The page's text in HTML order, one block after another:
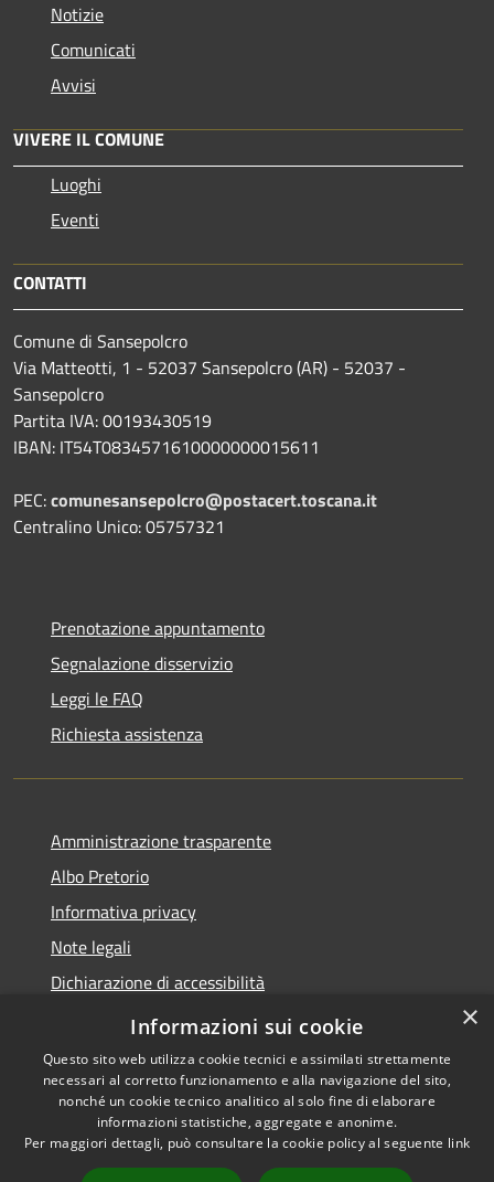
Notizie
Comunicati
Avvisi
VIVERE IL COMUNE
Luoghi
Eventi
CONTATTI
Comune di Sansepolcro
Via Matteotti, 1 - 52037 Sansepolcro (AR) - 52037 -
Sansepolcro
Partita IVA: 00193430519
IBAN: IT54T0834571610000000015611
PEC:comunesansepolcro@postacert.toscana.it
Centralino Unico: 05757321
Prenotazione appuntamento
Segnalazione disservizio
Leggi le FAQ
Richiesta assistenza
Amministrazione trasparente
Albo Pretorio
Informativa privacy
Note legali
Dichiarazione di accessibilità
Piano di miglioramento dei servizi
Accessibilità
Copyright © 2026 • Comune di
Sansepolcro • Powered by
×
Informazioni sui cookie
Questo sito web utilizza cookie tecnici e assimilati strettamente
necessari al corretto funzionamento e alla navigazione del sito,
nonché un cookie tecnico analitico al solo fine di elaborare
informazioni statistiche, aggregate e anonime.
Per maggiori dettagli, può consultare la cookie policy al seguente link